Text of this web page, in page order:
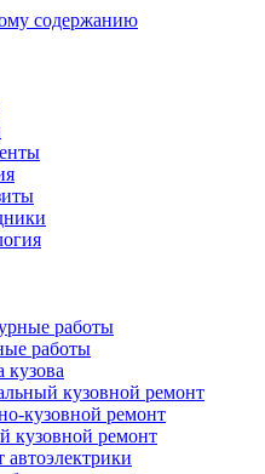
содержанию
работы
работы
кузова
кузовной ремонт
кузовной ремонт
кузовной ремонт
автоэлектрики